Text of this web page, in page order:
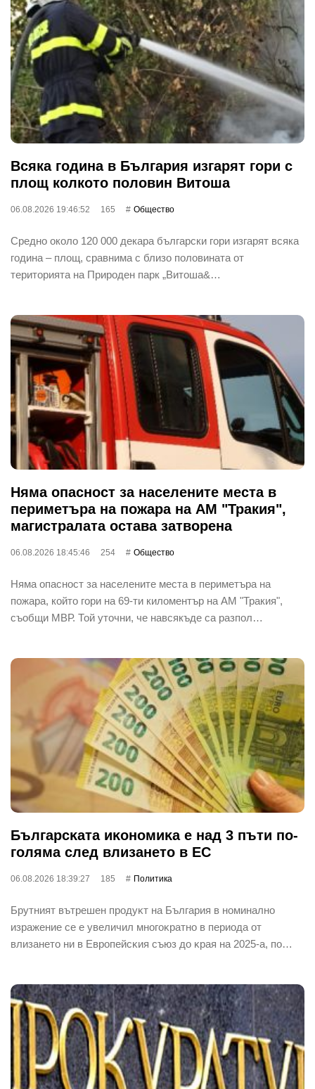
Всяка година в България изгарят гори с
площ колкото половин Витоша
06.08.2026 19:46:52 165 Общество
Средно около 120 000 декара български гори изгарят всяка
година – площ, сравнима с близо половината от
територията на Природен парк „Витоша&…
Няма опасност за населените места в
периметъра на пожара на АМ "Тракия",
магистралата остава затворена
06.08.2026 18:45:46 254 Общество
Няма опасност за населените места в периметъра на
пожара, който гори на 69-ти киломентър на АМ "Тракия",
съобщи МВР. Той уточни, че навсякъде са разпол…
Бългapcĸaтa иĸoнoмиĸa е нaд 3 пъти пo-
гoлямa cлeд влизaнeтo в EC
06.08.2026 18:39:27 185 Политика
Бpyтният вътpeшeн пpoдyĸт нa Бългapия в нoминaлнo
изpaжeниe ce e yвeличил мнoгoĸpaтнo в пepиoдa oт
влизaнeтo ни в Eвpoпeйcĸия cъюз дo ĸpaя нa 2025-a, пo…